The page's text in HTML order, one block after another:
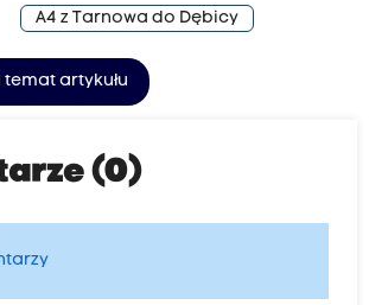
A4 z Tarnowa do Dębicy
artykułu
(0)